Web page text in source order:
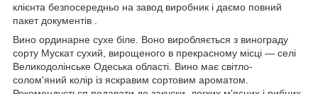
клієнта безпосередньо на завод виробник і даємо повний
пакет документів .
Вино ординарне сухе біле. Воно виробляється з винограду
сорту Мускат сухий, вирощеного в прекрасному місці — селі
Великодолінське Одеська області. Вино має світло-
солом'яний колір із яскравим сортовим ароматом.